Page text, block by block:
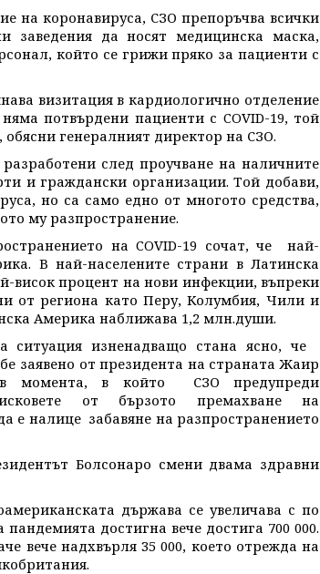
на коронавируса, СЗО препоръчва всички
заведения да носят медицинска маска,
който се грижи пряко за пациенти с
визитация в кардиологично отделение
потвърдени пациенти с COVID-19, той
генералният директор на СЗО.
след проучване на наличните
и граждански организации. Той добави,
но са само едно от многото средства,
му разпространение.
на COVID-19 сочат, че най-
В най-населените страни в Латинска
висок процент на нови инфекции, въпреки
от региона като Перу, Колумбия, Чили и
Америка наближава 1,2 млн.души.
изненадващо стана ясно, че
заявено от президента на страната Жаир
в момента, в който СЗО предупреди
от бързото премахване на
е налице забавяне на разпространението
Болсонаро смени двама здравни
държава се увеличава с по
достигна вече достига 700 000.
вече надхвърля 35 000, което отрежда на